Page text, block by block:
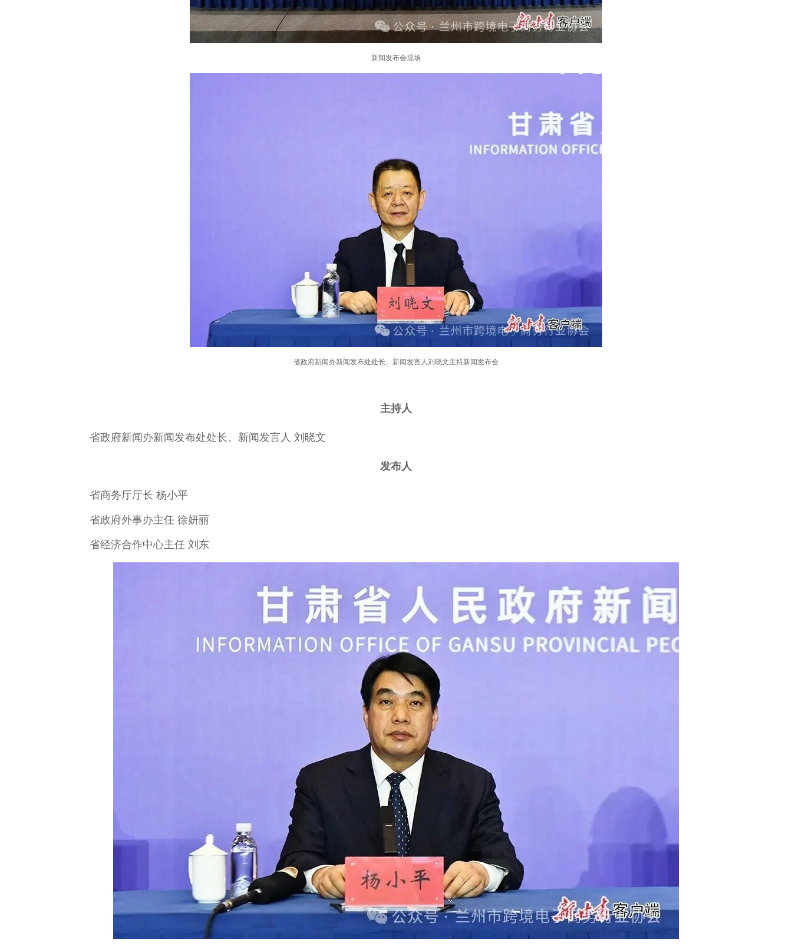
新闻发布会现场
省政府新闻办新闻发布处处长、新闻发言人刘晓文主持新闻发布会
主持人
省政府新闻办新闻发布处处长、新闻发言人 刘晓文
发布人
省商务厅厅长 杨小平
省政府外事办主任 徐妍丽
省经济合作中心主任 刘东